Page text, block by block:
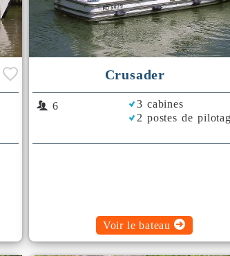
Crusader
6
3 cabines
2 postes de
Voir le bateau